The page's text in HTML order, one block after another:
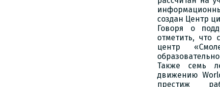
создан Центр
Говоря о
отметить, что
центр
Также семь
движению
престиж